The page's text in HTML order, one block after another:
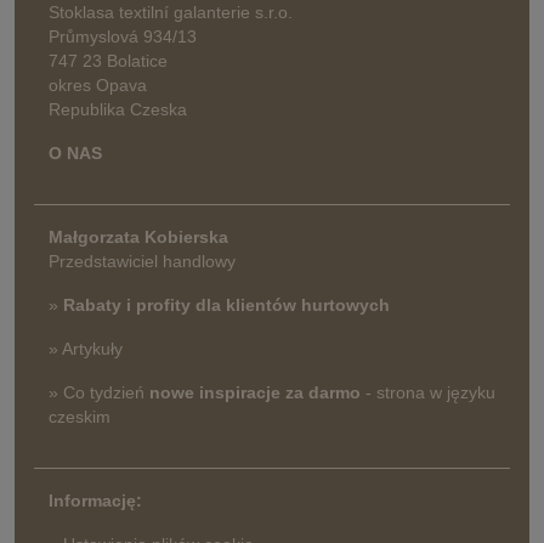
Stoklasa textilní galanterie s.r.o.
Průmyslová 934/13
747 23 Bolatice
okres Opava
Republika Czeska
O NAS
Małgorzata Kobierska
Przedstawiciel handlowy
» Rabaty i profity dla klientów hurtowych
» Artykuły
» Co tydzień nowe inspiracje za darmo - strona w języku
czeskim
Informację: